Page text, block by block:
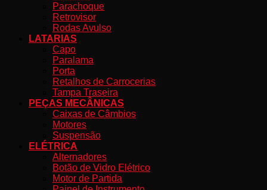
Parachoque
Retrovisor
Rodas Avulso
LATARIAS
Capo
Paralama
Porta
Retalhos de Carrocerias
Tampa Traseira
PEÇAS MECÂNICAS
Caixas de Câmbios
Motores
Suspensão
ELÉTRICA
Alternadores
Botão de Vidro Elétrico
Motor de Partida